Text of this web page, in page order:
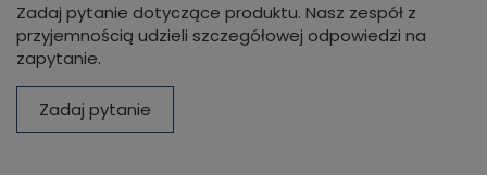
Zadaj pytanie dotyczące produktu. Nasz zespół z
przyjemnością udzieli szczegółowej odpowiedzi na
zapytanie.
Zadaj pytanie